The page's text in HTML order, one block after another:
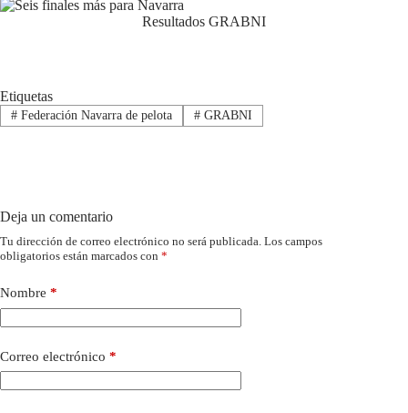
Resultados GRABNI
Etiquetas
#Federación Navarra de pelota #GRABNI
Deja un comentario
Tu dirección de correo electrónico no será publicada. Los campos
obligatorios están marcados con *
Nombre *
Correo electrónico *